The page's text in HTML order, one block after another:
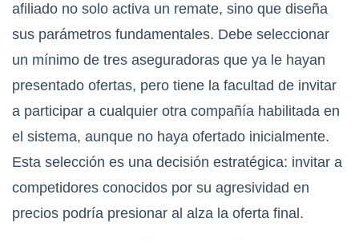
afiliado no solo activa un remate, sino que diseña
sus parámetros fundamentales. Debe seleccionar
un mínimo de tres aseguradoras que ya le hayan
presentado ofertas, pero tiene la facultad de invitar
a participar a cualquier otra compañía habilitada en
el sistema, aunque no haya ofertado inicialmente.
Esta selección es una decisión estratégica: invitar a
competidores conocidos por su agresividad en
precios podría presionar al alza la oferta final.